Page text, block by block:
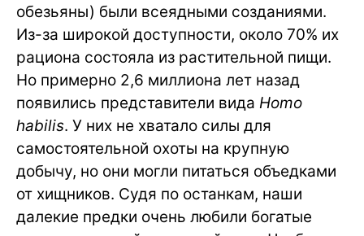
обезьяны) были всеядными созданиями.
Из-за широкой доступности, около 70% их
рациона состояла из растительной пищи.
Но примерно 2,6 миллиона лет назад
появились представители вида Homo
habilis. У них не хватало силы для
самостоятельной охоты на крупную
добычу, но они могли питаться объедками
от хищников. Судя по останкам, наши
далекие предки очень любили богатые